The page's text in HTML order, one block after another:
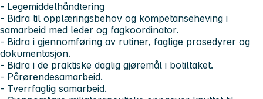
- Legemiddelhåndtering
- Bidra til opplæringsbehov og kompetanseheving i
samarbeid med leder og fagkoordinator.
- Bidra i gjennomføring av rutiner, faglige prosedyrer og
dokumentasjon.
- Bidra i de praktiske daglig gjøremål i botiltaket.
- Pårørendesamarbeid.
- Tverrfaglig samarbeid.